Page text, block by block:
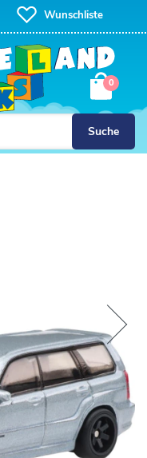
Suche
Wunschliste
0